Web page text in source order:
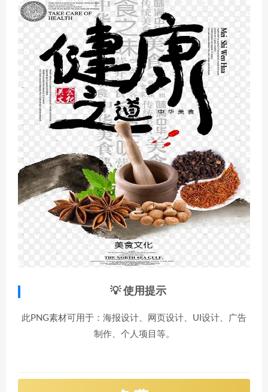
💡 使用提示
此PNG素材可用于：海报设计、网页设计、UI设计、广告
制作、个人项目等。